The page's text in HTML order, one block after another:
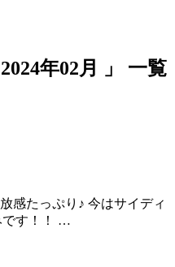
年02月 」 一覧
感たっぷり♪ 今はサイディ
です！！ …